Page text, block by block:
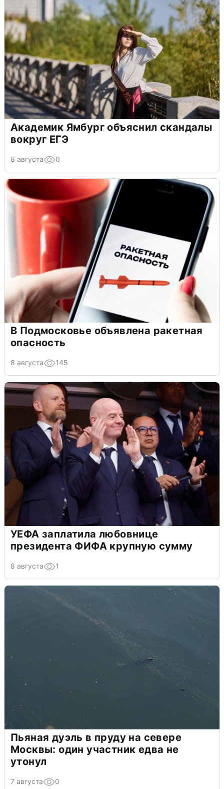
Академик Ямбург объяснил скандалы
вокруг ЕГЭ
8 августа 0
В Подмосковье объявлена ракетная
опасность
8 августа 145
УЕФА заплатила любовнице
президента ФИФА крупную сумму
8 августа 1
Пьяная дуэль в пруду на севере
Москвы: один участник едва не
утонул
7 августа 0